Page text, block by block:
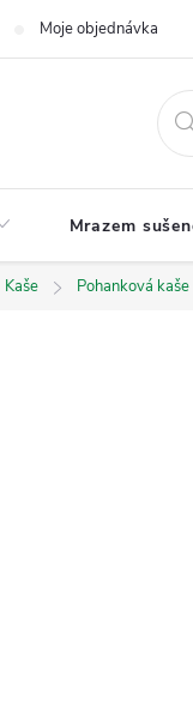
Moje objednávka
Mrazem
Kaše Pohanková kaše